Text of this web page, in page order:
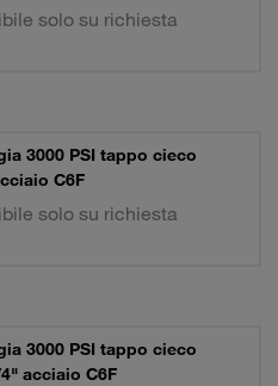
solo su richiesta
3000 PSI tappo cieco
C6F
solo su richiesta
3000 PSI tappo cieco
acciaio C6F